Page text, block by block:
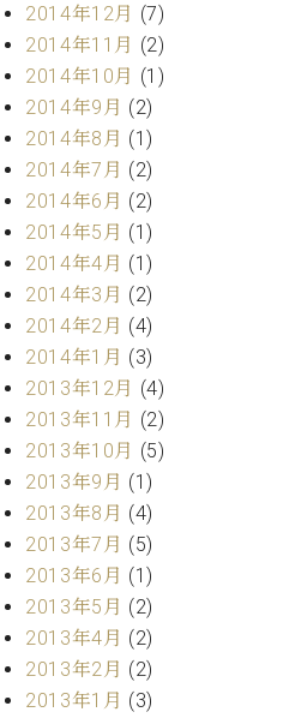
ク
セ
ス
問
い
合
わ
せ
ア
ー
テ
ィ
ス
ト
カ
ス
タ
マ
ー
ー
ビ
ス
調
2014年12月 (7)
2014年11月 (2)
2014年10月 (1)
2014年9月 (2)
2014年8月 (1)
2014年7月 (2)
2014年6月 (2)
2014年5月 (1)
2014年4月 (1)
2014年3月 (2)
2014年2月 (4)
2014年1月 (3)
2013年12月 (4)
2013年11月 (2)
2013年10月 (5)
2013年9月 (1)
2013年8月 (4)
2013年7月 (5)
2013年6月 (1)
2013年5月 (2)
2013年4月 (2)
2013年2月 (2)
2013年1月 (3)